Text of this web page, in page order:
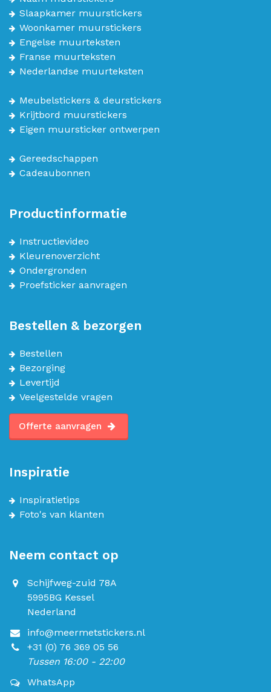
Slaapkamer muurstickers
Woonkamer muurstickers
Engelse muurteksten
Franse muurteksten
Nederlandse muurteksten
Meubelstickers & deurstickers
Krijtbord muurstickers
Eigen muursticker ontwerpen
Gereedschappen
Cadeaubonnen
Productinformatie
Instructievideo
Kleurenoverzicht
Ondergronden
Proefsticker aanvragen
Bestellen & bezorgen
Bestellen
Bezorging
Levertijd
Veelgestelde vragen
Offerte aanvragen
Inspiratie
Inspiratietips
Foto's van klanten
Neem contact op
Schijfweg-zuid 78A
5995BG Kessel
Nederland
info@meermetstickers.nl
+31 (0) 76 369 05 56
Tussen 16:00 - 22:00
WhatsApp